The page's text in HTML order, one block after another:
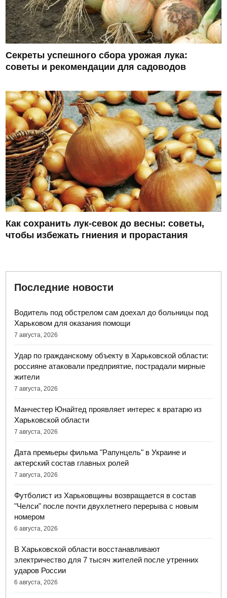
Секреты успешного сбора урожая лука:
советы и рекомендации для садоводов
Как сохранить лук-севок до весны: советы,
чтобы избежать гниения и прорастания
Последние новости
Водитель под обстрелом сам доехал до больницы под
Харьковом для оказания помощи
7 августа, 2026
Удар по гражданскому объекту в Харьковской области:
россияне атаковали предприятие, пострадали мирные
жители
7 августа, 2026
Манчестер Юнайтед проявляет интерес к вратарю из
Харьковской области
7 августа, 2026
Дата премьеры фильма "Рапунцель" в Украине и
актерский состав главных ролей
7 августа, 2026
Футболист из Харьковщины возвращается в состав
"Челси" после почти двухлетнего перерыва с новым
номером
6 августа, 2026
В Харьковской области восстанавливают
электричество для 7 тысяч жителей после утренних
ударов России
6 августа, 2026